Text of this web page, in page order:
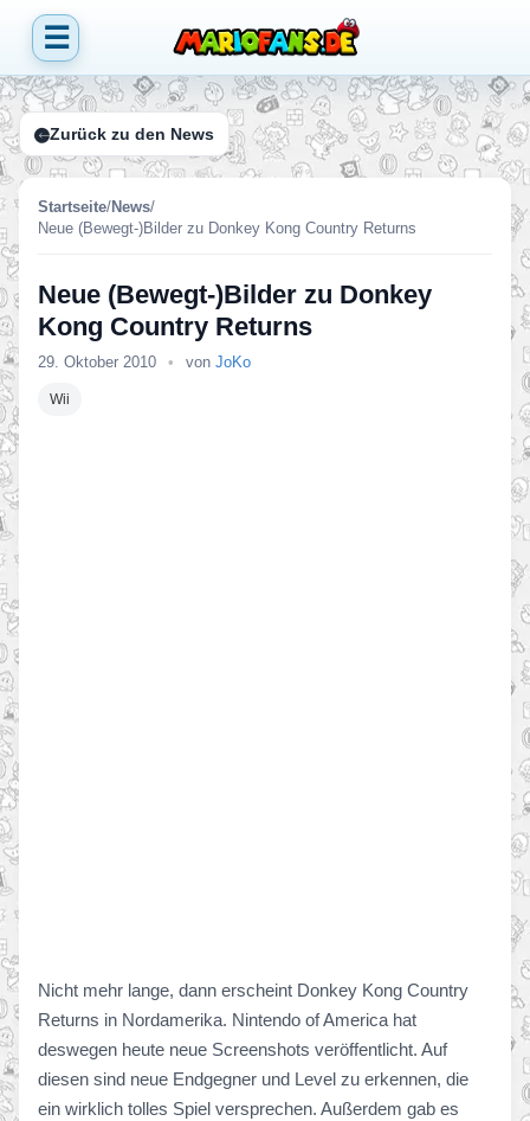
☰
Zurück zu den News
Startseite/News/
Neue (Bewegt-)Bilder zu Donkey Kong Country Returns
Neue (Bewegt-)Bilder zu Donkey
Kong Country Returns
29. Oktober 2010 • von JoKo
Wii
Nicht mehr lange, dann erscheint Donkey Kong Country
Returns in Nordamerika. Nintendo of America hat
deswegen heute neue Screenshots veröffentlicht. Auf
diesen sind neue Endgegner und Level zu erkennen, die
ein wirklich tolles Spiel versprechen. Außerdem gab es